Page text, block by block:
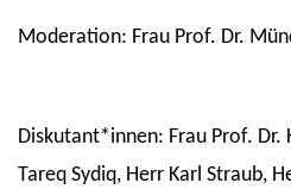
Moderation: Frau Prof. Dr.
Diskutant*innen: Frau Prof. Dr.
Tareq Sydiq, Herr Karl Straub,